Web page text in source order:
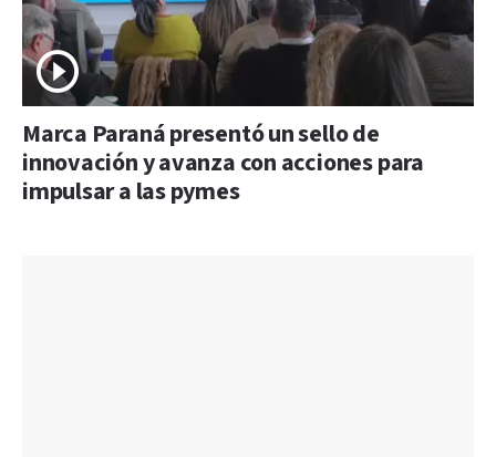
Marca Paraná presentó un sello de
innovación y avanza con acciones para
impulsar a las pymes